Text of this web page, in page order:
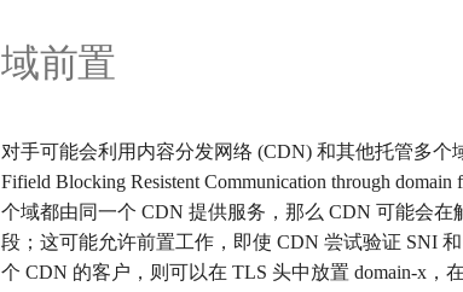
域前置
对手可能会利用内容分发网络 (CDN) 和其他托管多
Fifield Blocking Resistent Communication through
个域都由同一个 CDN 提供服务，那么 CDN 可能会
段；这可能允许前置工作，即使 CDN 尝试验证 SNI
个 CDN 的客户，则可以在 TLS 头中放置 domain-x，